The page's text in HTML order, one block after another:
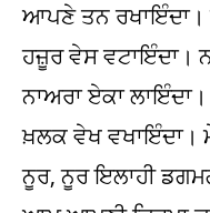
ਆਪਣੇ ਤਨ ਰਖਾਇੰਦਾ।
ਹਜ਼ੂਰ ਵੇਸ ਵਟਾਇੰਦਾ।
ਨਾਅਰਾ ਏਕਾ
ਖ਼ਲਕ ਵੇਖ ਵਖਾਇੰਦਾ।
ਨੂਰ, ਨੂਰ ਇਲਾਹੀ